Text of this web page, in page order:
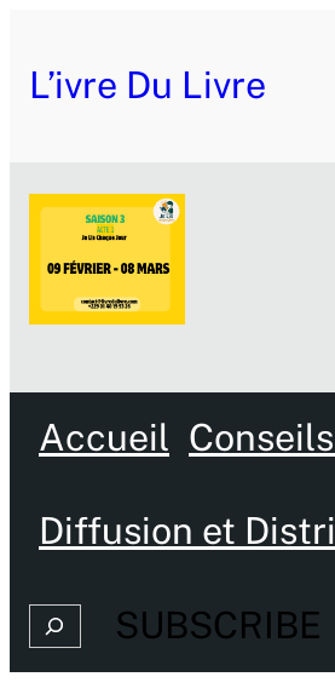
L’ivre Du Livre
Accueil
Diffusion et
SearchSUBSCRIBE